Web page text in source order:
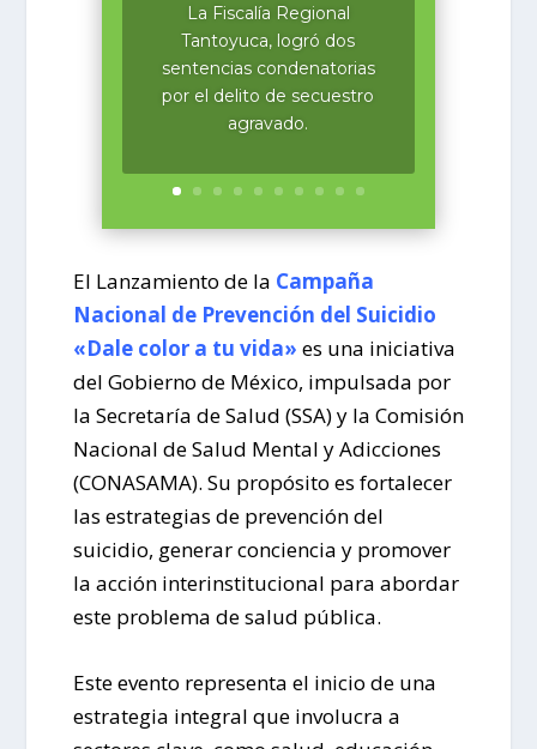
La Fiscalía Regional
Tantoyuca, logró dos
sentencias condenatorias
por el delito de secuestro
agravado.
El Lanzamiento de la Campaña
Nacional de Prevención del Suicidio
«Dale color a tu vida» es una iniciativa
del Gobierno de México, impulsada por
la Secretaría de Salud (SSA) y la Comisión
Nacional de Salud Mental y Adicciones
(CONASAMA). Su propósito es fortalecer
las estrategias de prevención del
suicidio, generar conciencia y promover
la acción interinstitucional para abordar
este problema de salud pública.
Este evento representa el inicio de una
estrategia integral que involucra a